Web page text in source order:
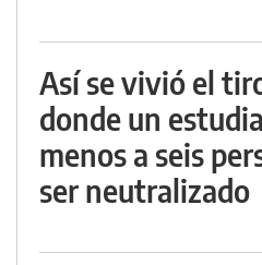
Así se vivió el
donde un
menos a seis
ser neutralizado